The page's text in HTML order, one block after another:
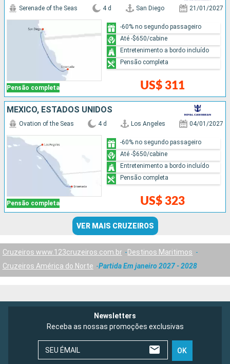
Pensão completa
Serenade of the Seas 4 d San Diego 21/01/2027
US$ 311
-60% no segundo passageiro
Até -$650/cabine
Entretenimento a bordo incluído
Pensão completa
MÉXICO, ESTADOS UNIDOS
Pensão completa
Ovation of the Seas 4 d Los Angeles 04/01/2027
US$ 323
-60% no segundo passageiro
Até -$650/cabine
Entretenimento a bordo incluído
Pensão completa
VER MAIS CRUZEIROS
Cruzeiros www.123cruzeiros.com.br
Destinos Maritimos
Cruzeiros América do Norte
Partida Em janeiro 2027 - 2028
Newsletters
Receba as nossas promoções exclusivas
SEU ÉMAIL OK